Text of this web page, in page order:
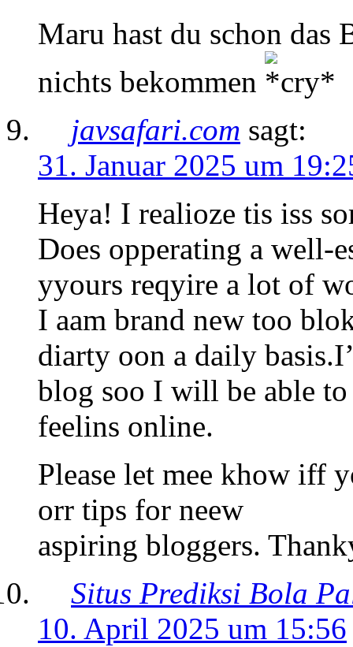
Maru hast du schon das
nichts bekommen
javsafari.com sagt:
31. Januar 2025 um
Heya! I realioze tis iss
Does opperating a well-
yyours reqyire a lot of
I aam brand new too
diarty oon a daily
blog soo I will be able to
feelins online.
Please let mee khow iff
orr tips for neew
aspiring bloggers.
Situs Prediksi Bola
10. April 2025 um 15:56